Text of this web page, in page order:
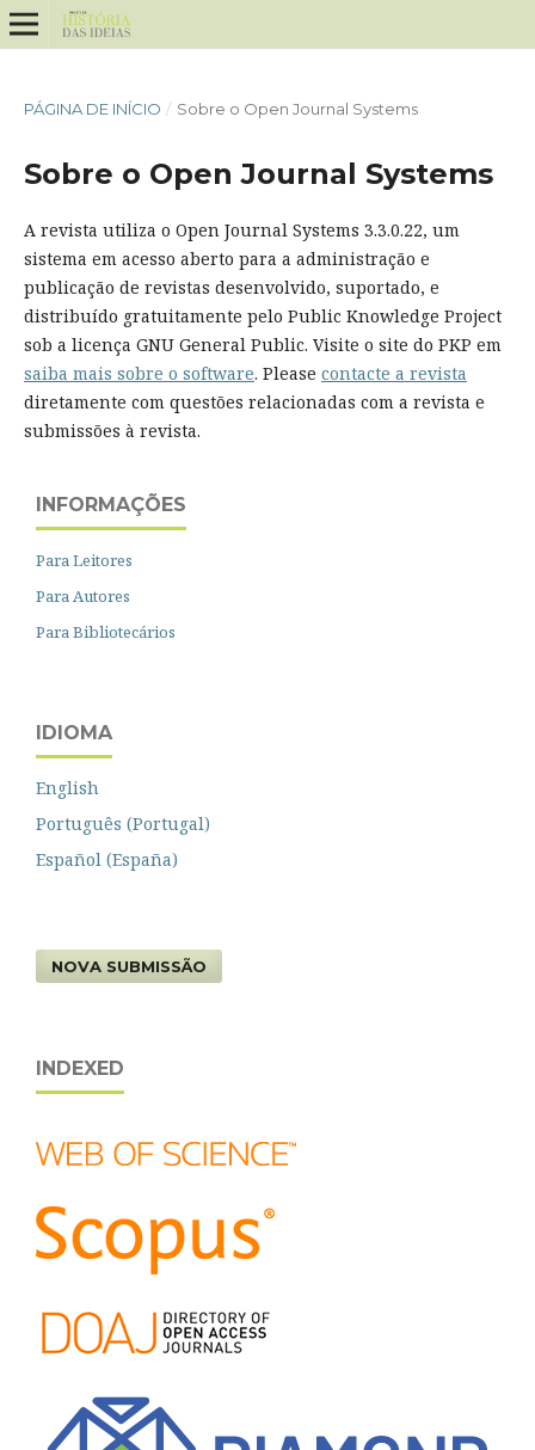
PÁGINA DE INÍCIO / Sobre o Open Journal Systems
Sobre o Open Journal Systems
A revista utiliza o Open Journal Systems 3.3.0.22, um
sistema em acesso aberto para a administração e
publicação de revistas desenvolvido, suportado, e
distribuído gratuitamente pelo Public Knowledge Project
sob a licença GNU General Public. Visite o site do PKP em
saiba mais sobre o software. Please contacte a revista
diretamente com questões relacionadas com a revista e
submissões à revista.
INFORMAÇÕES
Para Leitores
Para Autores
Para Bibliotecários
IDIOMA
English
Português (Portugal)
Español (España)
NOVA SUBMISSÃO
INDEXED